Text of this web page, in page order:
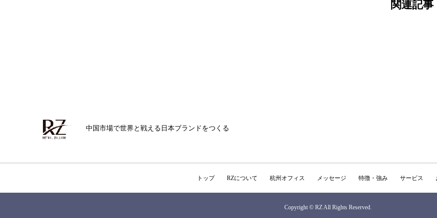
関連記事
中国市場で世界と戦える日本ブランドをつくる
トップ RZについて 杭州オフィス メッセージ 特徴・強み サービス
Copyright © RZ All Rights Reserved.